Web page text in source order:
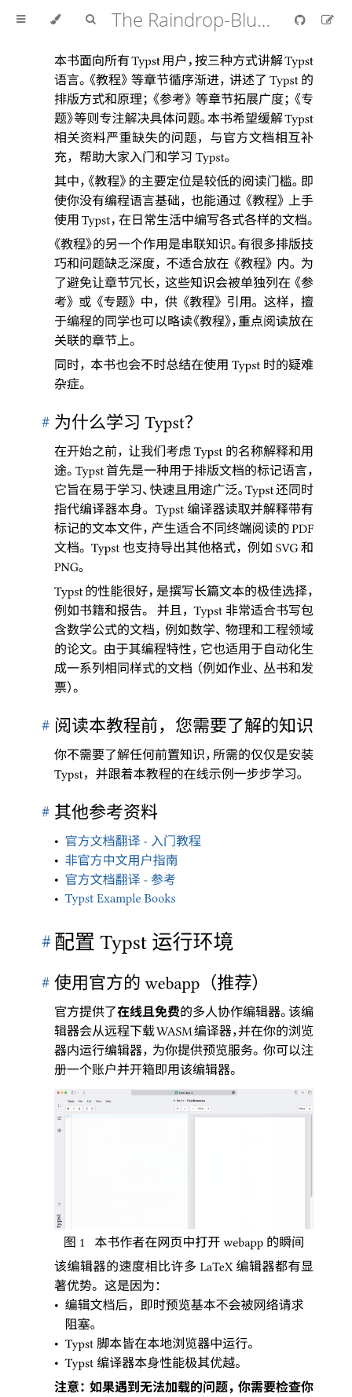
The Raindrop-Blue Book (Typst中文教程)
本书面向所有Typst用户 ， 按三种方式讲解Typst
语言。《教程》 等章节循序渐进， 讲述了Typst的
排版方式和原理；《参考》 等章节拓展广度；《专
题》等则专注解决具体问题。 本书希望缓解Typst
相关资料严重缺失的问题， 与官方文档相互补
充， 帮助大家入门和学习Typst。
其中，《教程》 的主要定位是较低的阅读门槛。 即
使你没有编程语言基础， 也能通过 《教程》 上手
使用Typst， 在日常生活中编写各式各样的文档。
《教程》的另一个作用是串联知识。有很多排版技
巧和问题缺乏深度， 不适合放在 《教程》 内。 为
了避免让章节冗长， 这些知识会被单独列在 《参
考》 或 《专题》 中， 供 《教程》 引用。 这样， 擅
于编程的同学也可以略读《教程》，重点阅读放在
关联的章节上。
同时， 本书也会不时总结在使用 Typst 时的疑难
杂症。
# 为什么学习Typst？
在开始之前， 让我们考虑 Typst 的名称解释和用
途。 Typst首先是一种用于排版文档的标记语言，
它旨在易于学习、 快速且用途广泛。Typst还同时
指代编译器本身。Typst 编译器读取并解释带有
标记的文本文件， 产生适合不同终端阅读的PDF
文档。 Typst 也支持导出其他格式， 例如 SVG 和
PNG。
Typst的性能很好， 是撰写长篇文本的极佳选择，
例如书籍和报告。 并且，Typst 非常适合书写包
含数学公式的文档， 例如数学、 物理和工程领域
的论文。 由于其编程特性， 它也适用于自动化生
成一系列相同样式的文档 （例如作业、 丛书和发
票）。
# 阅读本教程前， 您需要了解的知识
你不需要了解任何前置知识， 所需的仅仅是安装
Typst， 并跟着本教程的在线示例一步步学习。
# 其他参考资料
• 官方文档翻译 - 入门教程
• 非官方中文用户指南
• 官方文档翻译 - 参考
• Typst Example Books
# 配置Typst运行环境
# 使用官方的webapp （推荐）
官方提供了在线且免费的多人协作编辑器。 该编
辑器会从远程下载WASM编译器，并在你的浏览
器内运行编辑器， 为你提供预览服务。 你可以注
册一个账户并开箱即用该编辑器。
图 1 本书作者在网页中打开webapp 的瞬间
该编辑器的速度相比许多LaTeX编辑器都有显
著优势。 这是因为：
• 编辑文档后， 即时预览基本不会被网络请求
阻塞。
• Typst 脚本皆在本地浏览器中运行。
• Typst 编译器本身性能极其优越。
注意： 如果遇到无法加载的问题， 你需要检查你